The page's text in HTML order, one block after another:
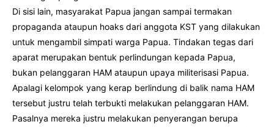
Di sisi lain, masyarakat Papua jangan sampai termakan
propaganda ataupun hoaks dari anggota KST yang dilakukan
untuk mengambil simpati warga Papua. Tindakan tegas dari
aparat merupakan bentuk perlindungan kepada Papua,
bukan pelanggaran HAM ataupun upaya militerisasi Papua.
Apalagi kelompok yang kerap berlindung di balik nama HAM
tersebut justru telah terbukti melakukan pelanggaran HAM.
Pasalnya mereka justru melakukan penyerangan berupa